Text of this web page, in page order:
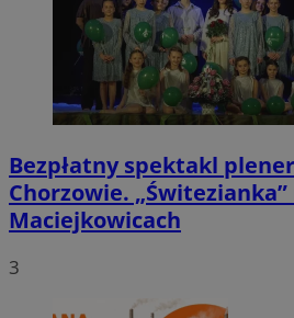
Bezpłatny spektakl
Chorzowie.
Maciejkowicach
3